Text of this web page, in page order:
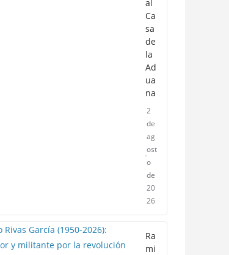
al
Ca
sa
de
la
Ad
ua
na
2
de
ag
ost
o
de
20
26
Ra
mi